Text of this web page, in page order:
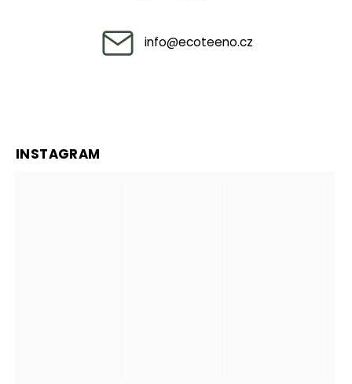
info@ecoteeno.cz
INSTAGRAM